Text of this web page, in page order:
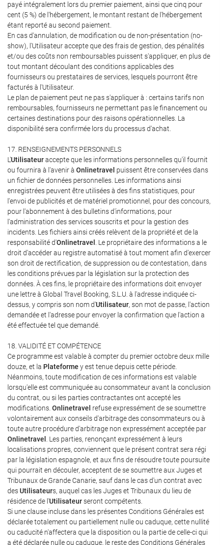
payé intégralement lors du premier paiement, ainsi que cinq pour
cent (5 %) de l'hébergement, le montant restant de l'hébergement
étant reporté au second paiement.
En cas d'annulation, de modification ou de non-présentation (no-
show), l'Utilisateur accepte que des frais de gestion, des pénalités
et/ou des coûts non remboursables puissent s'appliquer, en plus de
tout montant découlant des conditions applicables des
fournisseurs ou prestataires de services, lesquels pourront être
facturés à l'Utilisateur.
Le plan de paiement peut ne pas s'appliquer à : certains tarifs non
remboursables, fournisseurs ne permettant pas le financement ou
certaines destinations pour des raisons opérationnelles. La
disponibilité sera confirmée lors du processus d'achat.
17. RENSEIGNEMENTS PERSONNELS
L'Utilisateuraccepte que les informations personnelles qu'il fournit
ou fournira à l'avenir à Onlinetravel puissent être conservées dans
un fichier de données personnelles. Les informations ainsi
enregistrées peuvent être utilisées à des fins statistiques, pour
l'envoi de publicités et de matériel promotionnel, pour des concours,
pour l'abonnement à des bulletins d'informations, pour
l'administration des services souscrits et pour la gestion des
incidents. Les fichiers ainsi créés relèvent de la propriété et de la
responsabilité d'Onlinetravel
. Le propriétaire des informations a le
droit d'accéder au registre automatisé à tout moment afin d'exercer
son droit de rectification, de suppression ou de contestation, dans
les conditions prévues par la législation sur la protection des
données. À ces fins, le propriétaire des informations doit envoyer
une lettre à Global Travel Booking, S.L.U. à l'adresse indiquée ci-
dessus, y compris son nom d'Utilisateur, son mot de passe, l'action
demandée et l'adresse pour envoyer la confirmation que l'action a
été effectuée tel que demandé.
18. VALIDITÉ ET COMPÉTENCE
Ce programme est valable à compter du premier octobre deux mille
douze, et la Plateforme y est tenue depuis cette période.
Néanmoins, toute modification de ces informations est valable
lorsqu'elle est communiquée au consommateur avant la conclusion
du contrat, ou si les parties contractantes ont accepté les
modifications. Onlinetravel refuse expressément de se soumettre
volontairement aux conseils d'arbitrage des consommateurs ou à
toute autre procédure d'arbitrage non expressément acceptée par
Onlinetravel
. Les parties, renonçant expressément à leurs
localisations propres, conviennent que le présent contrat sera régi
par la législation espagnole, et aux fins de résoudre toute poursuite
qui pourrait en découler, acceptent de se soumettre aux Juges et
Tribunaux de Grande Canarie, sauf dans le cas d'un contrat avec
desUtilisateurs, auquel cas les Juges et Tribunaux du lieu de
résidence de l'Utilisateurseront compétents.
Si une clause incluse dans les présentes Conditions Générales est
déclarée totalement ou partiellement nulle ou caduque, cette nullité
ou caducité n'affectera que la disposition ou la partie de celle-ci qui
a été déclarée nulle ou caduque, le reste des Conditions Générales